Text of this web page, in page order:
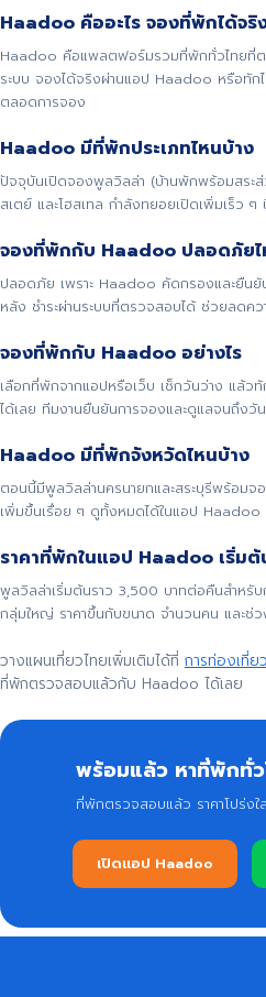
Haadoo คืออะไร จองที่พักได้จริ
Haadoo คือแพลตฟอร์มรวมที่พักทั่วไทยที่ต
ระบบ จองได้จริงผ่านแอป Haadoo หรือทั
ตลอดการจอง
Haadoo มีที่พักประเภทไหนบ้าง
ปัจจุบันเปิดจองพูลวิลล่า (บ้านพักพร้อมสระ
สเตย์ และโฮสเทล กำลังทยอยเปิดเพิ่มเร็ว ๆ
จองที่พักกับ Haadoo ปลอดภัยไ
ปลอดภัย เพราะ Haadoo คัดกรองและยืน
หลัง ชำระผ่านระบบที่ตรวจสอบได้ ช่วยลดคว
จองที่พักกับ Haadoo อย่างไร
เลือกที่พักจากแอปหรือเว็บ เช็กวันว่าง แล้
ได้เลย ทีมงานยืนยันการจองและดูแลจนถึงวั
Haadoo มีที่พักจังหวัดไหนบ้าง
ตอนนี้มีพูลวิลล่านครนายกและสระบุรีพร้อมจ
เพิ่มขึ้นเรื่อย ๆ ดูทั้งหมดได้ในแอป Haadoo
ราคาที่พักในแอป Haadoo เริ่มต้
พูลวิลล่าเริ่มต้นราว 3,500 บาทต่อคืนสำหรั
กลุ่มใหญ่ ราคาขึ้นกับขนาด จำนวนคน และช่
วางแผนเที่ยวไทยเพิ่มเติมได้ที่ การท่องเที่ย
ที่พักตรวจสอบแล้วกับ Haadoo ได้เลย
พร้อมแล้ว หาที่พักทั่
ที่พักตรวจสอบแล้ว ราคาโปร่ง
เปิดแอป Haadoo